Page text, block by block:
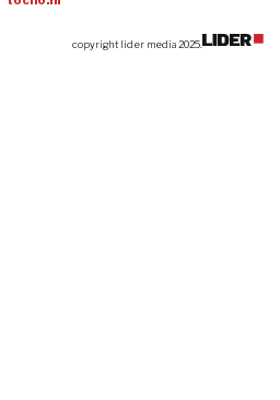
copyright lider media 2025.